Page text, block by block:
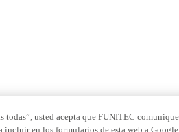
todas”, usted acepta que FUNITEC
incluir en los formularios de esta web a